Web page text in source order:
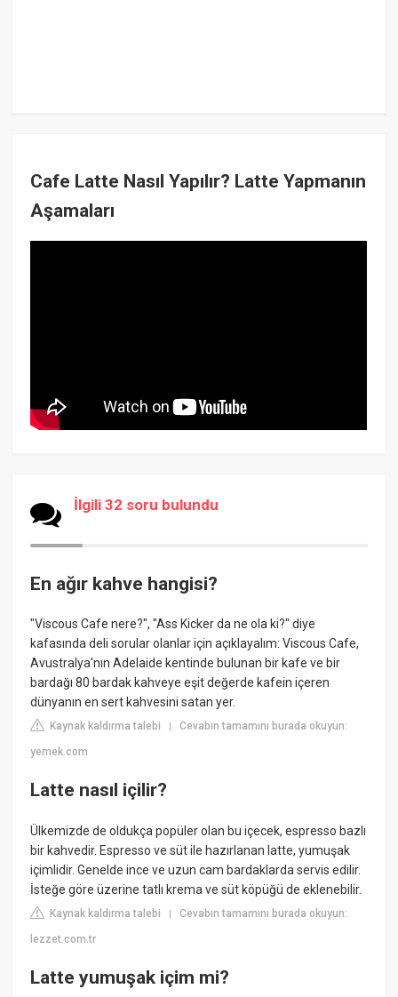
Cafe Latte Nasıl Yapılır? Latte Yapmanın
Aşamaları
İlgili 32 soru bulundu
En ağır kahve hangisi?
"Viscous Cafe nere?", "Ass Kicker da ne ola ki?" diye
kafasında deli sorular olanlar için açıklayalım: Viscous Cafe,
Avustralya'nın Adelaide kentinde bulunan bir kafe ve bir
bardağı 80 bardak kahveye eşit değerde kafein içeren
dünyanın en sert kahvesini satan yer.
Kaynak kaldırma talebi |Cevabın tamamını burada okuyun:
yemek.com
Latte nasıl içilir?
Ülkemizde de oldukça popüler olan bu içecek, espresso bazlı
bir kahvedir. Espresso ve süt ile hazırlanan latte, yumuşak
içimlidir. Genelde ince ve uzun cam bardaklarda servis edilir.
İsteğe göre üzerine tatlı krema ve süt köpüğü de eklenebilir.
Kaynak kaldırma talebi |Cevabın tamamını burada okuyun:
lezzet.com.tr
Latte yumuşak içim mi?